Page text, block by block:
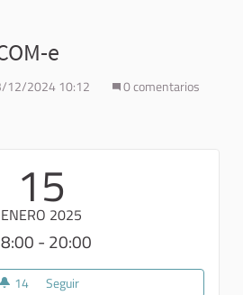
e
12/2024 10:12
0 comentarios
15
ENERO 2025
- 20:00
14 14 seguidoras
Seguir03 Seminario COM-e